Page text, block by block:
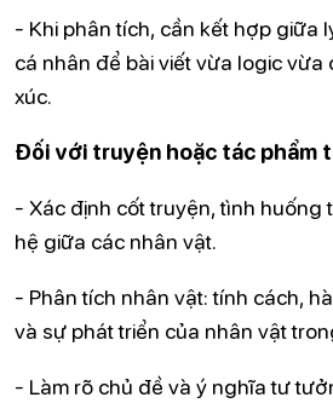
- Khi phân tích, cần kết hợp giữa
cá nhân để bài viết vừa logic vừa
xúc.
Đối với truyện hoặc tác phẩm
- Xác định cốt truyện, tình huống
hệ giữa các nhân vật.
- Phân tích nhân vật: tính cách,
và sự phát triển của nhân vật
- Làm rõ chủ đề và ý nghĩa tư